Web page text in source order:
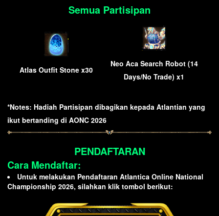
Semua Partisipan
Atlas Outfit Stone x30
Neo Aca Search Robot (14
Days/No Trade) x1
*Notes: Hadiah Partisipan dibagikan kepada Atlantian yang
ikut bertanding di AONC 2026
PENDAFTARAN
Cara Mendaftar:
Untuk melakukan Pendaftaran Atlantica Online National
Championship 2026, silahkan klik tombol berikut: